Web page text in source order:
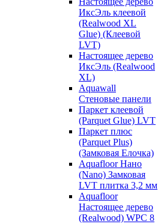
ИксЭль клеевой
(Realwood XL
Glue) (Клеевой
LVT)
Настоящее дерево
ИксЭль (Realwood
XL)
Aquawall
Стеновые панели
Паркет клеевой
(Parquet Glue) LVT
Паркет плюс
(Parquet Plus)
(Замковая Елочка)
Aquafloor Нано
(Nano) Замковая
LVT плитка 3,2 мм
Aquafloor
Настоящее дерево
(Realwood) WPC 8